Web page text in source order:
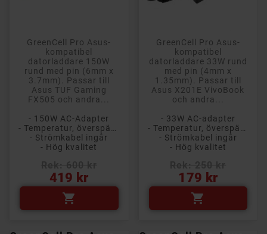
GreenCell Pro Asus-
kompatibel
datorladdare 150W
rund med pin (6mm x
3.7mm). Passar till
Asus TUF Gaming
FX505 och andra...
- 150W AC-Adapter
- Temperatur, överspänning och kortslutningsskydd
- Strömkabel ingår
- Hög kvalitet
419 kr

GreenCell Pro Asus-
kompatibel
datorladdare 33W rund
med pin (4mm x
1.35mm). Passar till
Asus X201E VivoBook
och andra...
- 33W AC-adapter
- Temperatur, överspänning och kortslutningsskydd
- Strömkabel ingår
- Hög kvalitet
179 kr
